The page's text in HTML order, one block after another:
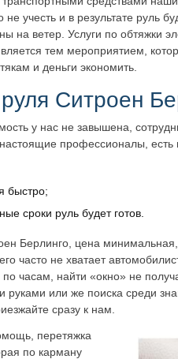
учесть и в результате руль
на ветер. Услуги по обтяжки
тем мероприятием,
и деньги экономить.
Ситроен
у нас не завышена,
профессионалы, есть
быстро;
сроки руль будет готов.
Берлинго, цена
часто не хватает
часам, найти «окно» не
руками или же поиска среди
сразу к нам.
перетяжка
по карману